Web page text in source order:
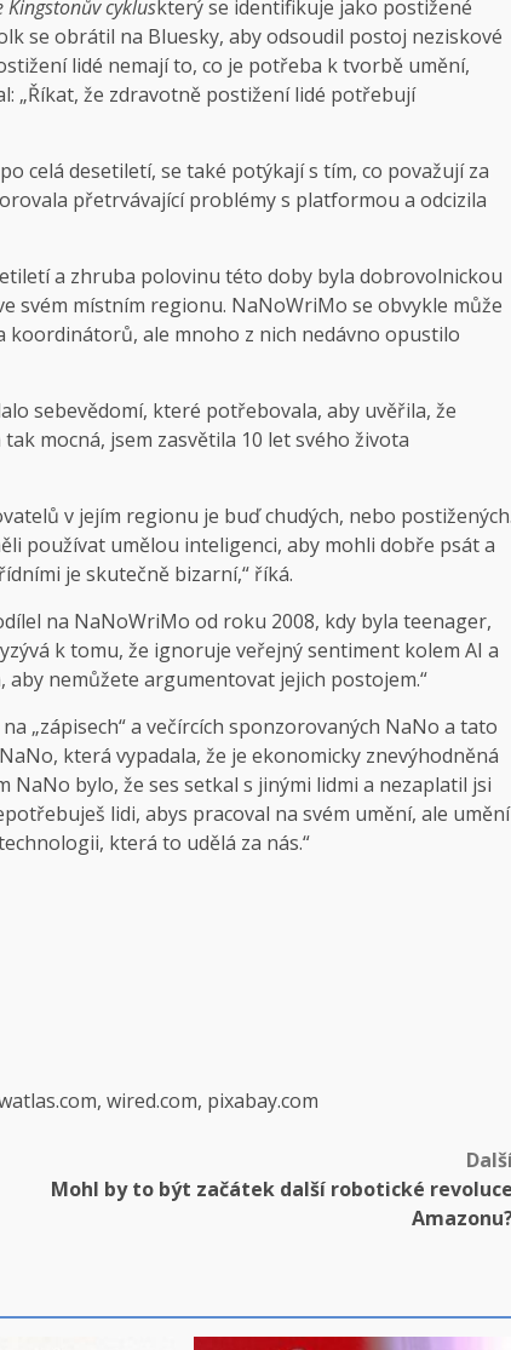
Kingstonův cykluskterý se identifikuje jako postižené
se obrátil na Bluesky, aby odsoudil postoj neziskové
lidé nemají to, co je potřeba k tvorbě umění,
„Říkat, že zdravotně postižení lidé potřebují
celá desetiletí, se také potýkají s tím, co považují za
přetrvávající problémy s platformou a odcizila
a zhruba polovinu této doby byla dobrovolnickou
svém místním regionu. NaNoWriMo se obvykle může
ale mnoho z nich nedávno opustilo
sebevědomí, které potřebovala, aby uvěřila, že
mocná, jsem zasvětila 10 let svého života
v jejím regionu je buď chudých, nebo postižených.
používat umělou inteligenci, aby mohli dobře psát a
je skutečně bizarní,“ říká.
na NaNoWriMo od roku 2008, kdy byla teenager,
k tomu, že ignoruje veřejný sentiment kolem AI a
nemůžete argumentovat jejich postojem.“
„zápisech“ a večírcích sponzorovaných NaNo a tato
která vypadala, že je ekonomicky znevýhodněná
NaNo bylo, že ses setkal s jinými lidmi a nezaplatil jsi
lidi, abys pracoval na svém umění, ale umění
která to udělá za nás.“
wired.com, pixabay.com
Mohl by to být začátek další robotické revoluce